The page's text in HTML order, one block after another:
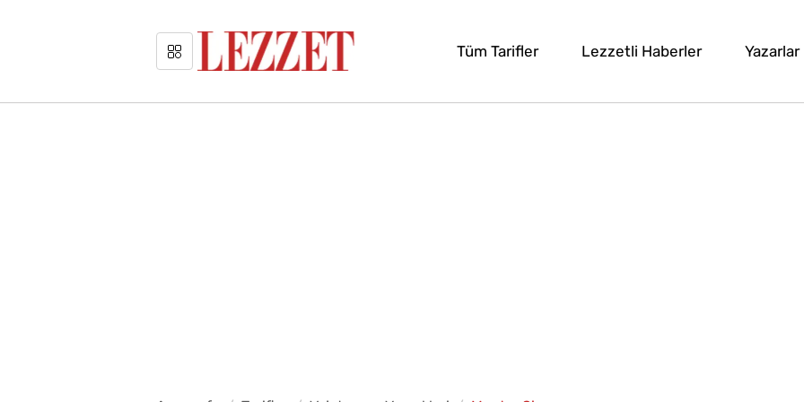
Tüm Tarifler Lezzetli Haberler Yazarlar